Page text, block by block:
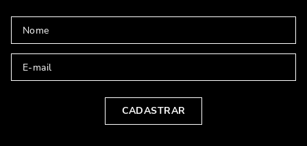
Escolher o scarpin ideal pode parecer uma tarefa difícil, mas com
algumas dicas simples, você pode encontrar o par perfeito. Primeiro,
formais, os scarpins de salto alto podem ser a melhor escolha,
enquanto os de salto baixo são ideais para o dia a dia. Além disso, leve
CADASTRAR